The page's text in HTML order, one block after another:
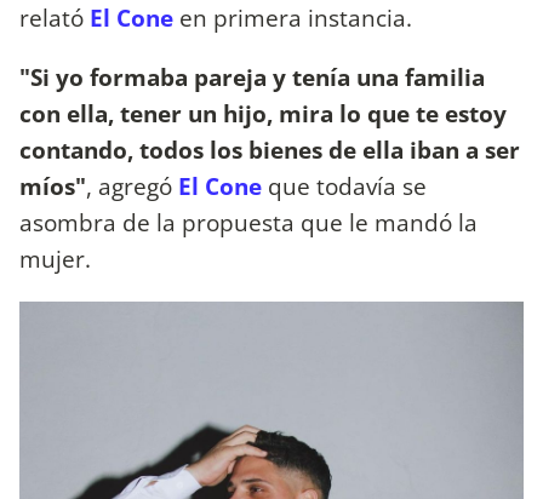
relató El Cone en primera instancia.
"Si yo formaba pareja y tenía una familia
con ella, tener un hijo, mira lo que te estoy
contando, todos los bienes de ella iban a ser
míos", agregó El Cone que todavía se
asombra de la propuesta que le mandó la
mujer.